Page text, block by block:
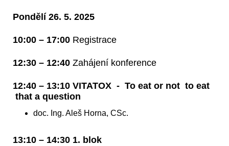
Pondělí 26. 5. 2025
10:00 – 17:00 Registrace
12:30 – 12:40 Zahájení konference
12:40 – 13:10 VITATOX - To eat or not to eat
that a question
doc. Ing. Aleš Horna, CSc.
13:10 – 14:30 1. blok